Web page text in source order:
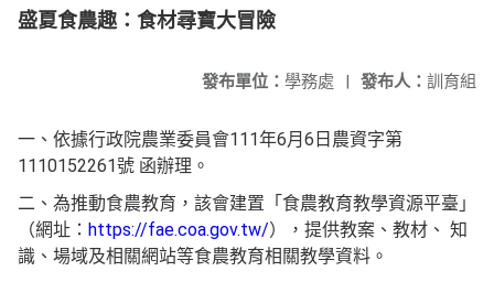
盛夏食農趣：食材尋寶大冒險
發布人： 訓育組
發布單位： 學務處 |
一、依據行政院農業委員會111年6月6日農資字第
1110152261號 函辦理。
二、為推動食農教育，該會建置「食農教育教學資源平臺」
（網址： https://fae.coa.gov.tw/），提供教案、教材、 知
識、場域及相關網站等食農教育相關教學資料。